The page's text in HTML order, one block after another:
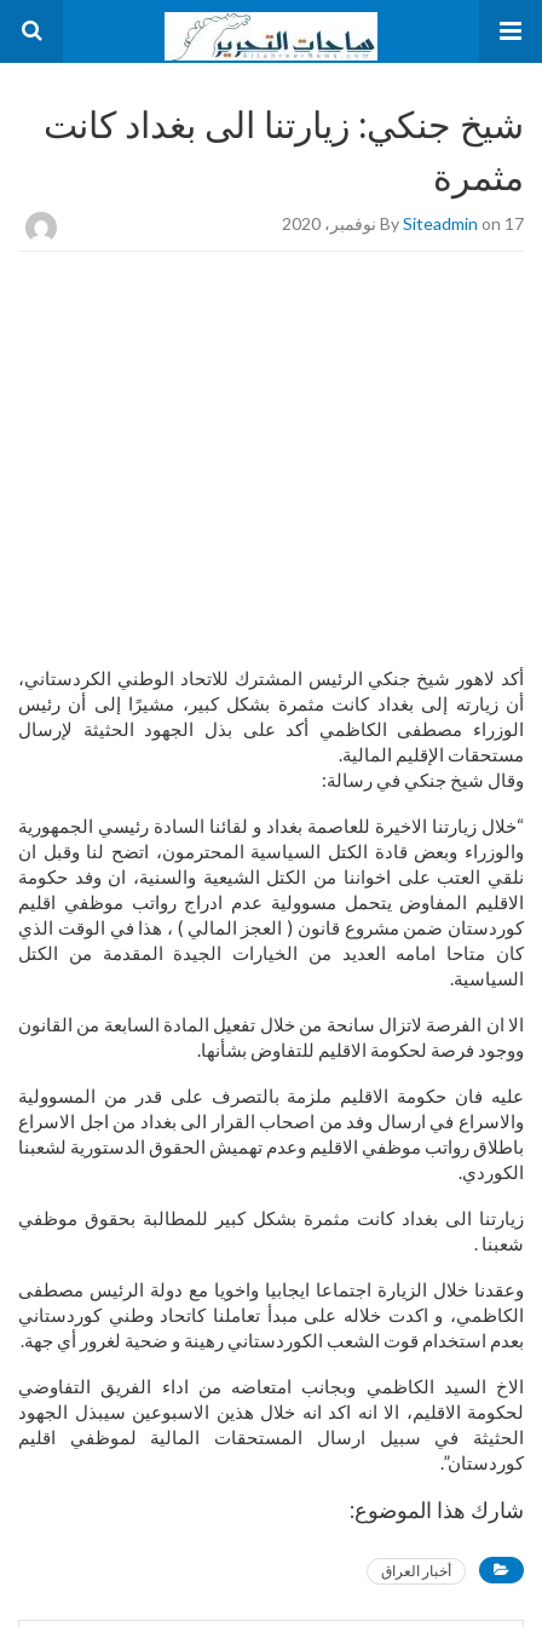
شيخ جنكي: زيارتنا الى بغداد كانت
مثمرة
BySiteadmin on 17 نوفمبر، 2020
أكد لاهور شيخ جنكي الرئيس المشترك للاتحاد الوطني الكردستاني،
أن زيارته إلى بغداد كانت مثمرة بشكل كبير، مشيرًا إلى أن رئيس
الوزراء مصطفى الكاظمي أكد على بذل الجهود الحثيثة لإرسال
مستحقات الإقليم المالية.
وقال شيخ جنكي في رسالة:
“خلال زيارتنا الاخيرة للعاصمة بغداد و لقائنا السادة رئيسي الجمهورية
والوزراء وبعض قادة الكتل السياسية المحترمون، اتضح لنا وقبل ان
نلقي العتب على اخواننا من الكتل الشيعية والسنية، ان وفد حكومة
الاقليم المفاوض يتحمل مسوولية عدم ادراج رواتب موظفي اقليم
كوردستان ضمن مشروع قانون ( العجز المالي ) ، هذا في الوقت الذي
كان متاحا امامه العديد من الخيارات الجيدة المقدمة من الكتل
السياسية.
الا ان الفرصة لاتزال سانحة من خلال تفعيل المادة السابعة من القانون
ووجود فرصة لحكومة الاقليم للتفاوض بشأنها.
عليه فان حكومة الاقليم ملزمة بالتصرف على قدر من المسوولية
والاسراع في ارسال وفد من اصحاب القرار الى بغداد من اجل الاسراع
باطلاق رواتب موظفي الاقليم وعدم تهميش الحقوق الدستورية لشعبنا
الكوردي.
زيارتنا الى بغداد كانت مثمرة بشكل كبير للمطالبة بحقوق موظفي
شعبنا .
وعقدنا خلال الزيارة اجتماعا ايجابيا واخويا مع دولة الرئيس مصطفى
الكاظمي، و اكدت خلاله على مبدأ تعاملنا كاتحاد وطني كوردستاني
بعدم استخدام قوت الشعب الكوردستاني رهينة و ضحية لغرور أي جهة.
الاخ السيد الكاظمي وبجانب امتعاضه من اداء الفريق التفاوضي
لحكومة الاقليم، الا انه اكد انه خلال هذين الاسبوعين سيبذل الجهود
الحثيثة في سبيل ارسال المستحقات المالية لموظفي اقليم
كوردستان”.
شارك هذا الموضوع:
أخبار العراق